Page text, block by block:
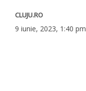
CLUJU.RO
9 iunie, 2023, 1:40 pm